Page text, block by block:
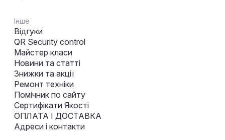
Інше
Відгуки
QR Security control
Майстер класи
Новини та статті
Знижки та акції
Ремонт техніки
Помічник по сайту
Сертифікати Якості
ОПЛАТА І ДОСТАВКА
Адреси і контакти